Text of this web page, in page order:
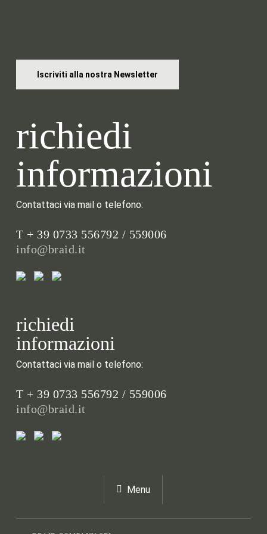
Iscriviti alla nostra Newsletter
richiedi
informazioni
Contattaci via mail o telefono:
T + 39 0733 556792 / 559006
info@braid.it
richiedi
informazioni
Contattaci via mail o telefono:
T + 39 0733 556792 / 559006
info@braid.it
Menu